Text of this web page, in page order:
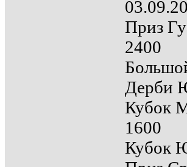
Приз
2400
Дерби
Кубок
1600
Кубок